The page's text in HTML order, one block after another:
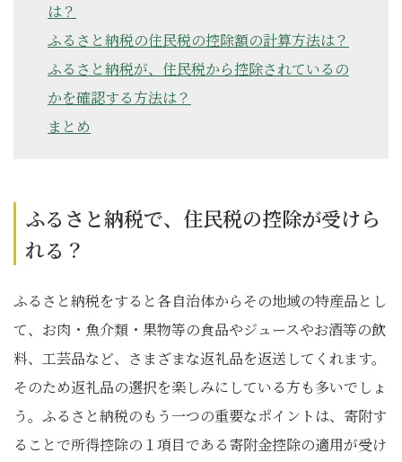
は？
ふるさと納税の住民税の控除額の計算方法は？
ふるさと納税が、住民税から控除されているの
かを確認する方法は？
まとめ
ふるさと納税で、住民税の控除が受けら
れる？
ふるさと納税をすると各自治体からその地域の特産品とし
て、お肉・魚介類・果物等の食品やジュースやお酒等の飲
料、工芸品など、さまざまな返礼品を返送してくれます。
そのため返礼品の選択を楽しみにしている方も多いでしょ
う。ふるさと納税のもう一つの重要なポイントは、寄附す
ることで所得控除の１項目である寄附金控除の適用が受け